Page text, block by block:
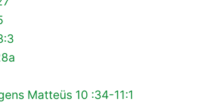
Matteüs 10 :34-11:1